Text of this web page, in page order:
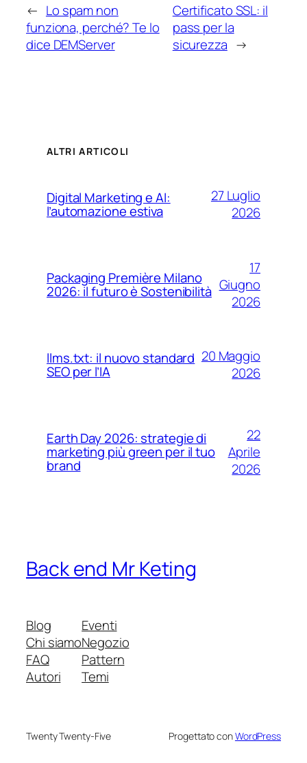
← Lo spam non
funziona, perché? Te lo
dice DEMServer
Certificato SSL: il
pass per la
sicurezza →
ALTRI ARTICOLI
Digital Marketing e AI:
l’automazione estiva
27 Luglio
2026
Packaging Première Milano
2026: il futuro è Sostenibilità
17
Giugno
2026
llms.txt: il nuovo standard
SEO per l’IA
20 Maggio
2026
Earth Day 2026: strategie di
marketing più green per il tuo
brand
22
Aprile
2026
Back end Mr Keting
Blog
Chi siamo
FAQ
Autori
Eventi
Negozio
Pattern
Temi
Twenty Twenty-Five Progettato conWordPress